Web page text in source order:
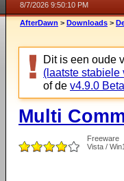
8/7/2026 9:50:10 PM
AfterDawn > Downloads >
Dit is een oude
(laatste stabiele
of de v4.9.0
Multi
Freeware
Vista /